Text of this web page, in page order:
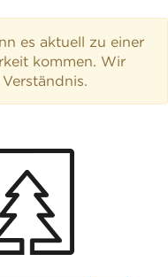
es aktuell zu einer
kommen. Wir